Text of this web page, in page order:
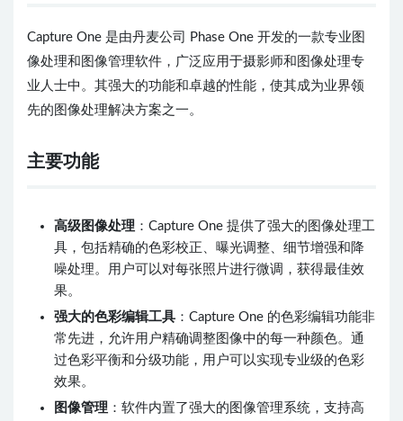
Capture One 是由丹麦公司 Phase One 开发的一款专业图
像处理和图像管理软件，广泛应用于摄影师和图像处理专
业人士中。其强大的功能和卓越的性能，使其成为业界领
先的图像处理解决方案之一。
主要功能
高级图像处理 ：Capture One 提供了强大的图像处理工
具，包括精确的色彩校正、曝光调整、细节增强和降
噪处理。用户可以对每张照片进行微调，获得最佳效
果。
强大的色彩编辑工具 ：Capture One 的色彩编辑功能非
常先进，允许用户精确调整图像中的每一种颜色。通
过色彩平衡和分级功能，用户可以实现专业级的色彩
效果。
图像管理 ：软件内置了强大的图像管理系统，支持高